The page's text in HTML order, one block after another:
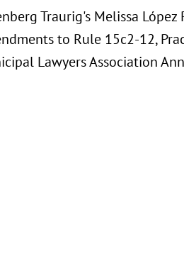
Traurig's Melissa
to Rule 15c2-12,
Lawyers Association